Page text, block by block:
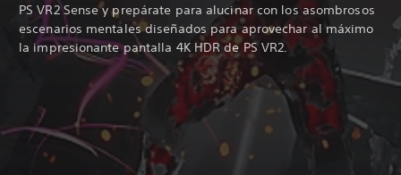
PS VR2 Sense y prepárate para alucinar con los asombrosos
escenarios mentales diseñados para aprovechar al máximo
la impresionante pantalla 4K HDR de PS VR2.